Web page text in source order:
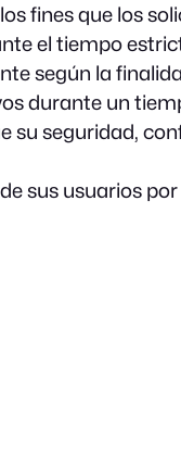
fines que los
el tiempo
según la
durante un
su seguridad,
sus usuarios